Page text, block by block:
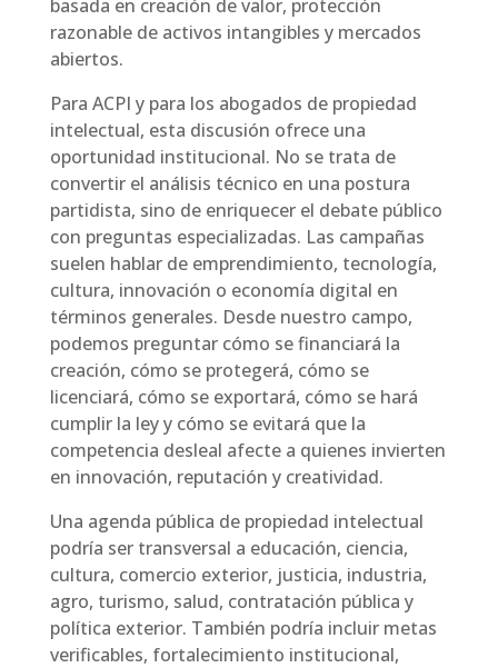
basada en creación de valor, protección
razonable de activos intangibles y mercados
abiertos.
Para ACPI y para los abogados de propiedad
intelectual, esta discusión ofrece una
oportunidad institucional. No se trata de
convertir el análisis técnico en una postura
partidista, sino de enriquecer el debate público
con preguntas especializadas. Las campañas
suelen hablar de emprendimiento, tecnología,
cultura, innovación o economía digital en
términos generales. Desde nuestro campo,
podemos preguntar cómo se financiará la
creación, cómo se protegerá, cómo se
licenciará, cómo se exportará, cómo se hará
cumplir la ley y cómo se evitará que la
competencia desleal afecte a quienes invierten
en innovación, reputación y creatividad.
Una agenda pública de propiedad intelectual
podría ser transversal a educación, ciencia,
cultura, comercio exterior, justicia, industria,
agro, turismo, salud, contratación pública y
política exterior. También podría incluir metas
verificables, fortalecimiento institucional,